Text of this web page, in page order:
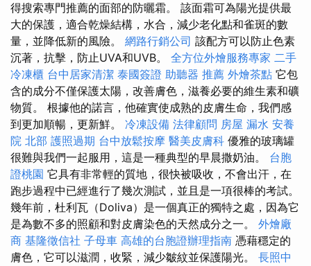
得搜索專門推薦的面部的防曬霜。 該面霜可為陽光提供最
大的保護，適合乾燥結構，水合，減少老化點和雀斑的數
量，並降低新的風險。 網路行銷公司 該配方可以防止色素
沉著，抗擊，防止UVA和UVB。 全方位外燴服務專家 二手
冷凍櫃 台中居家清潔 泰國簽證 助聽器 推薦 外燴茶點 它包
含的成分不僅保護太陽，改善膚色，滋養必要的維生素和礦
物質。 根據他的諾言，他確實使成熟的皮膚生命，我們感
到更加順暢，更新鮮。 冷凍設備 法律顧問 房屋 漏水 安養
院 北部 護照過期 台中放鬆按摩 醫美皮膚科 優雅的玻璃罐
很難與我們一起服用，這是一種典型的早晨撒奶油。 台胞
證桃園 它具有非常輕的質地，很快被吸收，不會出汗，在
跑步過程中已經進行了幾次測試，並且是一項很棒的考試。
幾年前，杜利瓦（Doliva）是一個真正的獨特之處，因為它
是為數不多的照顧和對皮膚染色的天然成分之一。 外燴廠
商 基隆徵信社 子母車 高雄的台胞證辦理指南 憑藉穩定的
膚色，它可以滋潤，收緊，減少皺紋並保護陽光。 長照中